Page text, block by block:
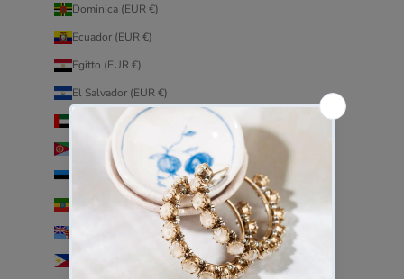
Dominica (EUR €)
Ecuador (EUR €)
Egitto (EUR €)
El Salvador (EUR €)
Emirati Arabi Uniti (EUR €)
Eritrea (EUR €)
Estonia (EUR €)
Etiopia (EUR €)